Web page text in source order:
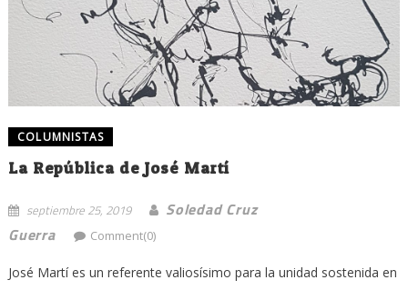
COLUMNISTAS
La República de José Martí
septiembre 25, 2019
Soledad Cruz
Guerra
Comment(0)
José Martí es un referente valiosísimo para la unidad sostenida en